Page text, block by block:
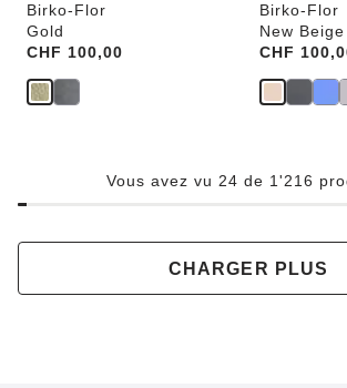
Birko-Flor
Gold
Price:
CHF 100,00
Birko-Flor
New Beige
Price:
CHF
Vous avez vu 24 de 1'216
CHARGER PLUS